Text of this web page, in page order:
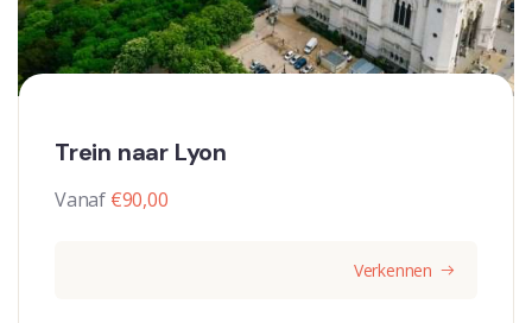
Trein naar Lyon
Vanaf €90,00
Verkennen